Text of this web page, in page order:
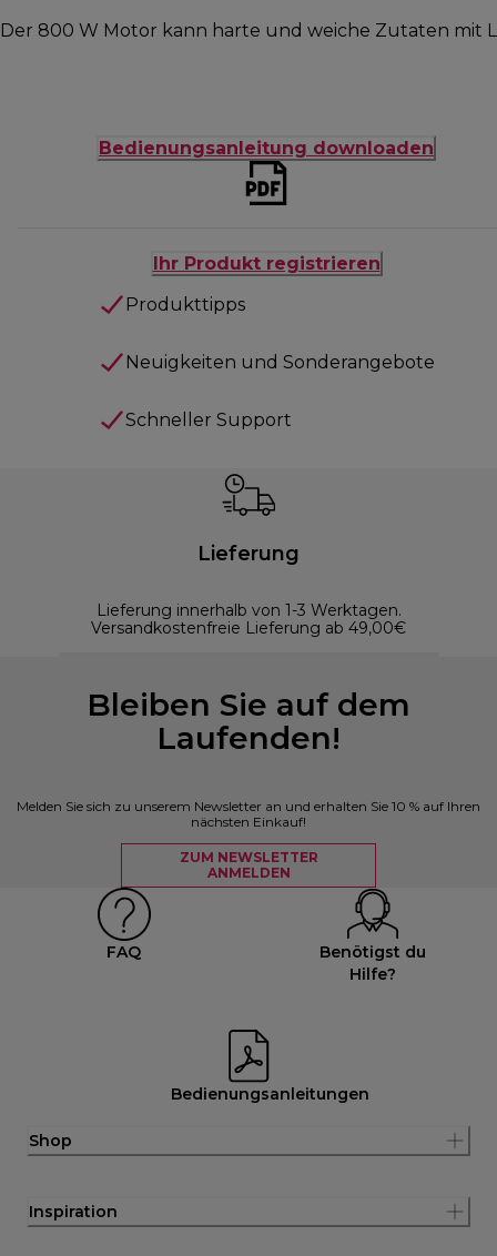
Der 800 W Motor kann harte und weiche Zutaten mit
Bedienungsanleitung downloaden
Ihr Produkt registrieren
Produkttipps
Neuigkeiten und Sonderangebote
Schneller Support
Lieferung
Lieferung innerhalb von 1-3 Werktagen.
Versandkostenfreie Lieferung ab 49,00€
Bleiben Sie auf dem
Laufenden!
Melden Sie sich zu unserem Newsletter an und erhalten Sie 10 % auf Ihren
nächsten Einkauf!
ZUM NEWSLETTER
ANMELDEN
FAQ
Benötigst du
Hilfe?
Bedienungsanleitungen
Shop
Inspiration